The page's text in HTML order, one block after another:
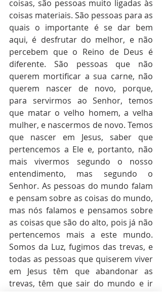
coisas, são pessoas muito ligadas às
coisas materiais. São pessoas para as
quais o importante é se dar bem
aqui, é desfrutar do melhor, e não
percebem que o Reino de Deus é
diferente. São pessoas que não
querem mortificar a sua carne, não
querem nascer de novo, porque,
para servirmos ao Senhor, temos
que matar o velho homem, a velha
mulher, e nascermos de novo. Temos
que nascer em Jesus, saber que
pertencemos a Ele e, portanto, não
mais vivermos segundo o nosso
entendimento, mas segundo o
Senhor. As pessoas do mundo falam
e pensam sobre as coisas do mundo,
mas nós falamos e pensamos sobre
as coisas que são do alto, pois já não
pertencemos mais a este mundo.
Somos da Luz, fugimos das trevas, e
todas as pessoas que quiserem viver
em Jesus têm que abandonar as
trevas, têm que sair do mundo e ir